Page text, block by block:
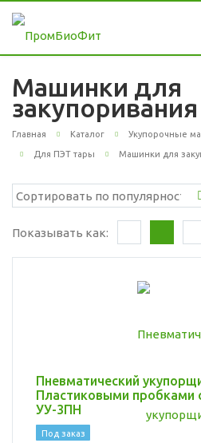
Машинки для
Главная Каталог Укупорочные
Для ПЭТ тары Машинки для
Показывать как:
Пневматический
Пластиковыми пробками
УУ-3ПН
Под заказ